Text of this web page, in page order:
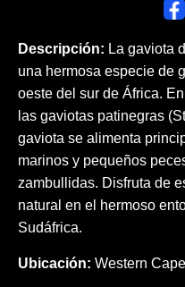
Descripción: La gaviota
una hermosa especie de
oeste del sur de África.
las gaviotas patinegras
gaviota se alimenta
marinos y pequeños
zambullidas. Disfruta de
natural en el hermoso
Sudáfrica.
Ubicación: Western